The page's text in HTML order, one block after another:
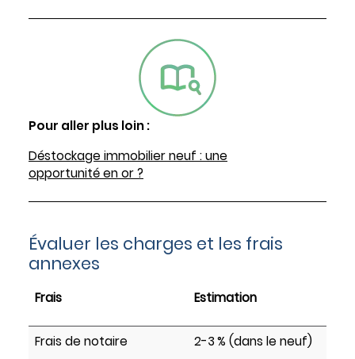
Pour aller plus loin :
Déstockage immobilier neuf : une
opportunité en or ?
Évaluer les charges et les frais
annexes
Frais Estimation
Frais de notaire 2-3 % (dans le neuf)